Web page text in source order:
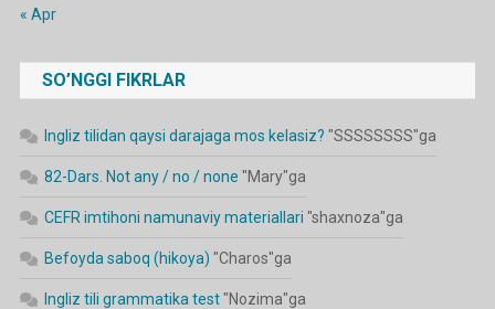
« Apr
SO’NGGI FIKRLAR
Ingliz tilidan qaysi darajaga mos kelasiz? "SSSSSSSS"ga
82-Dars. Not any / no / none "Mary"ga
CEFR imtihoni namunaviy materiallari "shaxnoza"ga
Befoyda saboq (hikoya) "Charos"ga
Ingliz tili grammatika test"Nozima"ga